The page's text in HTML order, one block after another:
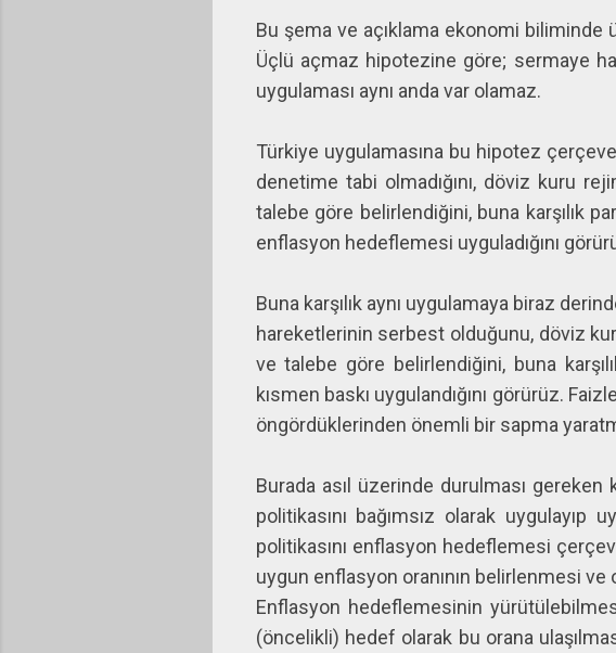
Bu şema ve açıklama ekonomi
Üçlü açmaz hipotezine göre; sermaye
uygulaması aynı anda var olamaz.
Türkiye uygulamasına bu hipotez
denetime tabi olmadığını, döviz kuru
talebe göre belirlendiğini, buna karşılık
enflasyon hedeflemesi uyguladığını
Buna karşılık aynı uygulamaya biraz
hareketlerinin serbest olduğunu, döviz
ve talebe göre belirlendiğini, buna
kısmen baskı uygulandığını görürüz.
öngördüklerinden önemli bir sapma
Burada asıl üzerinde durulması
politikasını bağımsız olarak
politikasını enflasyon hedeflemesi
uygun enflasyon oranının belirlenmesi ve
Enflasyon hedeflemesinin
(öncelikli) hedef olarak bu orana